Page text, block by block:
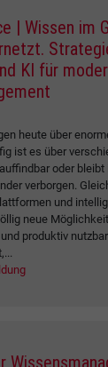
| Wissen im
KI für
heute über
ist es über
oder bleibt
verborgen.
und
neue
produktiv